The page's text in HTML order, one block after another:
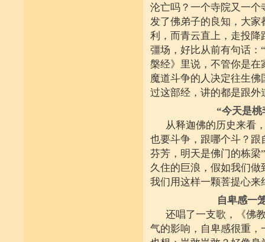
沦亡吗？一个寺院又一
发了佛弟子的良知，大
利，而青云直上，走投
彊场，好比从前有句话：
槃经》里说，不管你是
魔道斗争的人决定往生
过这部经，讲的都是跟外
“今天是
从释迦佛的历史来看
也要斗争，跟哪个斗？跟
芬芳，明天是佛门的栋梁
久住的巨浪，假如我们
我们用这样一颗菩提心
自卑感一
还唱了一支歌，《佛
气的影响，自卑感很重，